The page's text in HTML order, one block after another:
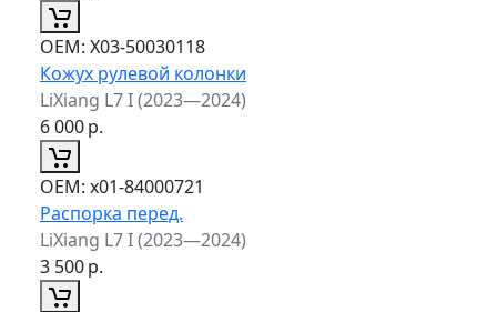
ОЕМ: X03-50030118
Кожух рулевой колонки
LiXiang L7 I (2023—2024)
6 000р.
ОЕМ: x01-84000721
Распорка перед.
LiXiang L7 I (2023—2024)
3 500р.